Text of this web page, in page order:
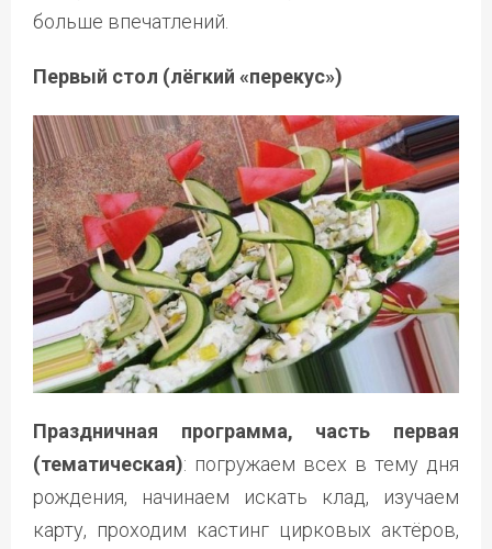
больше впечатлений.
Первый стол (лёгкий «перекус»)
Праздничная программа, часть первая
(тематическая): погружаем всех в тему дня
рождения, начинаем искать клад, изучаем
карту, проходим кастинг цирковых актёров,